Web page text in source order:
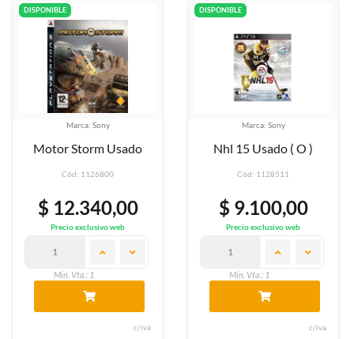
DISPONIBLE
Marca: Sony
Motor Storm Usado
Cód: 1126800
$ 12.340,00
Precio exclusivo web
Min. Vta.: 1
c/iva
DISPONIBLE
Marca: Sony
Nhl 15 Usado ( O )
Cód: 1128511
$ 9.100,00
Precio exclusivo web
Min. Vta.: 1
c/iva